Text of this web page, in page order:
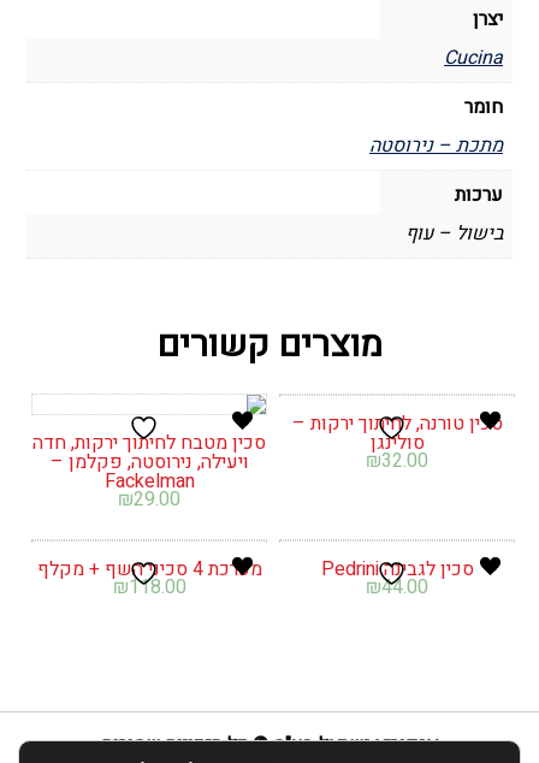
יצרן
Cucina
חומר
מתכת – נירוסטה
ערכות
בישול – עוף
מוצרים קשורים
סכין טורנה, לחיתוך ירקות –
סולינגן
₪32.00
סכין מטבח לחיתוך ירקות, חדה
ויעילה, נירוסטה, פקלמן –
Fackelman
₪29.00
סכין לגבינה Pedrini
₪44.00
מערכת 4 סכיני השף + מקלף
₪118.00
אנפוריא ישראל בע"מ © כל הזכויות שמורות